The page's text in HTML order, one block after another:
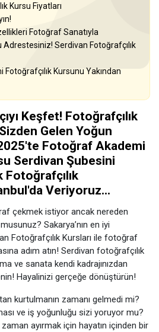
Kursu Fiyatları
Fotoğraf Sanatıyla
Serdivan Fotoğrafçılık
Kursunu Yakından
Keşfet! Fotoğrafçılık
Gelen Yoğun
Fotoğraf Akademi
Serdivan Şubesini
Fotoğrafçılık
Veriyoruz...
çekmek istiyor ancak nereden
Sakarya’nın en iyi
Fotoğrafçılık Kursları ile fotoğraf
adım atın! Serdivan fotoğrafçılık
ve sanata kendi kadrajınızdan
Hayalinizi gerçeğe dönüştürün!
kurtulmanın zamanı gelmedi mi?
ve iş yoğunluğu sizi yoruyor mu?
ayırmak için hayatın içinden bir